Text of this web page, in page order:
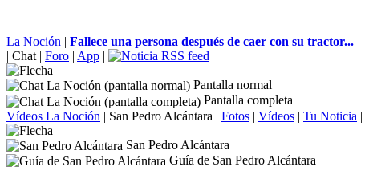
La Noción | Fallece una persona después de caer con su tractor...
| Chat | Foro | App |
Pantalla normal
Pantalla completa
Vídeos La Noción | San Pedro Alcántara | Fotos | Vídeos | Tu Noticia |
San Pedro Alcántara
Guía de San Pedro Alcántara